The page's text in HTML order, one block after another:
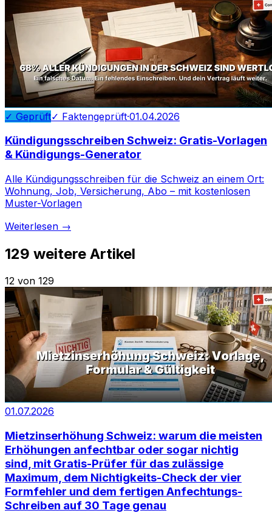
✓ Geprüft✓ Faktengeprüft·01.04.2026
Kündigungsschreiben Schweiz: Gratis-Vorlagen
& Kündigungs-Generator
Alle Kündigungsschreiben für die Schweiz an einem Ort:
Wohnung, Job, Versicherung, Abo – mit kostenlosen
Muster-Vorlagen
Weiterlesen →
129 weitere Artikel
12 von 129
01.07.2026
Mietzinserhöhung Schweiz: warum die meisten
Erhöhungen anfechtbar oder sogar nichtig
sind, mit Gratis-Prüfer für das zulässige
Maximum, dem Nichtigkeits-Check der vier
Formfehler und dem fertigen Anfechtungs-
Schreiben auf 30 Tage genau